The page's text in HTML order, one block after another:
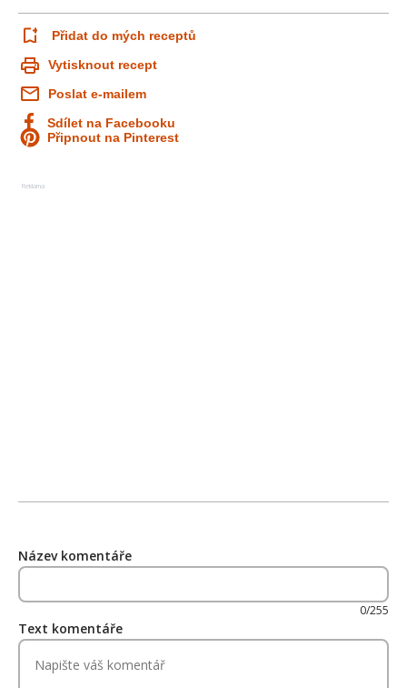
Přidat do mých receptů
Vytisknout recept
Poslat e-mailem
Sdílet na Facebooku
Připnout na Pinterest
Reklama
Název komentáře
0/255
Text komentáře